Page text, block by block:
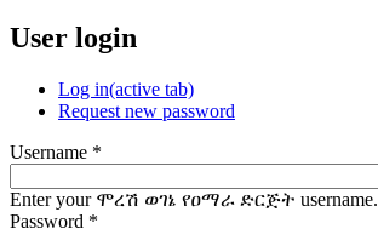
User login
Log in(active tab)
Request new password
Username *
Enter your ሞረሽ ወገኔ የዐማራ ድርጅት username.
Password *